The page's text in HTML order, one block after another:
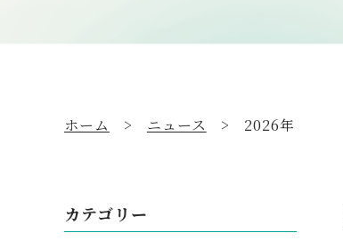
ホーム ニュース 2026年
カテゴリー